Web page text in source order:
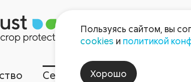
Сервисы Компания
Пользуясь сайтом, вы
cookies и политикой
Хорошо